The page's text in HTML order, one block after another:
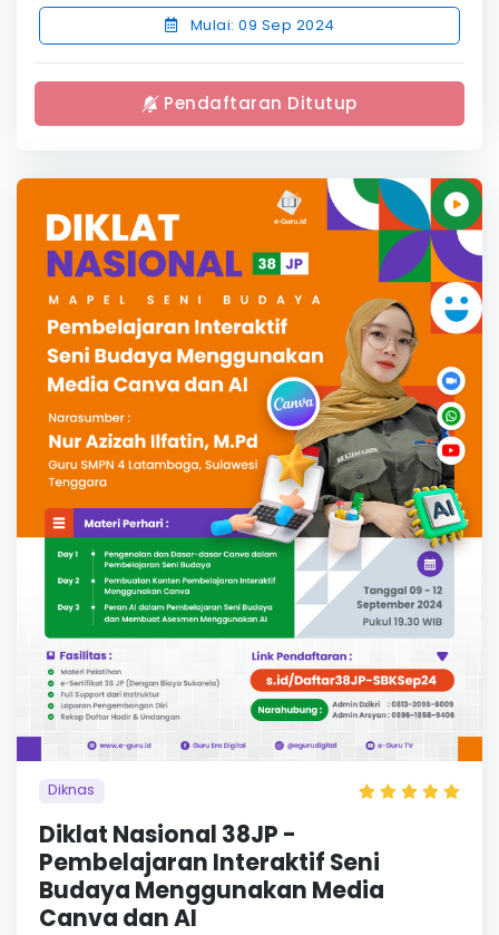
Mulai: 09 Sep 2024
Pendaftaran Ditutup
Diknas
Diklat Nasional 38JP -
Pembelajaran Interaktif Seni
Budaya Menggunakan Media
Canva dan AI